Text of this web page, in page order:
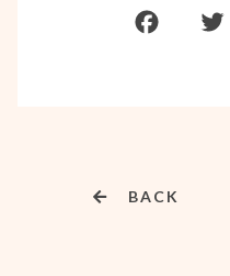
BACK